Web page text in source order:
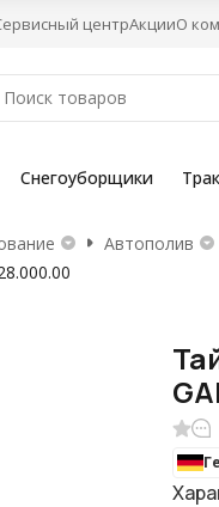
центрАкцииО
Снегоуборщики
Автополив